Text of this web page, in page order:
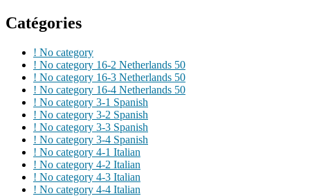
Catégories
! No category
! No category 16-2 Netherlands 50
! No category 16-3 Netherlands 50
! No category 16-4 Netherlands 50
! No category 3-1 Spanish
! No category 3-2 Spanish
! No category 3-3 Spanish
! No category 3-4 Spanish
! No category 4-1 Italian
! No category 4-2 Italian
! No category 4-3 Italian
! No category 4-4 Italian